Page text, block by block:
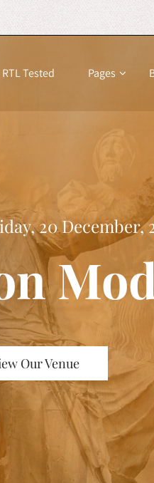
RTL Tested Pages
20 December,
Our Venue